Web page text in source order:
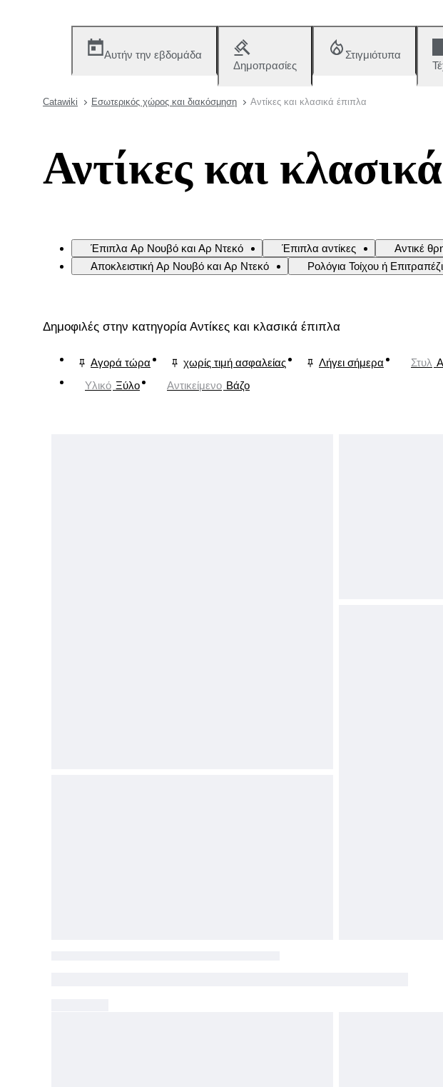
Αυτήν την εβδομάδα
Δημοπρασίες
Στιγμιότυπα
Catawiki Εσωτερικός χώρος και διακόσμηση Αντίκες και κλασικά έπιπλα
Αντίκες και
Έπιπλα Aρ Νουβό και Αρ Ντεκό Έπιπλα αντίκες Αντικέ
Αποκλειστική Αρ Νουβό και Αρ Ντεκό
Ρολόγια Τοίχου ή
Δημοφιλές στην κατηγορία Αντίκες και κλασικά έπιπλα
Αγορά τώρα χωρίς τιμή ασφαλείας Λήγει σήμερα Στυλ
Υλικό Ξύλο Αντικείμενο Βάζο